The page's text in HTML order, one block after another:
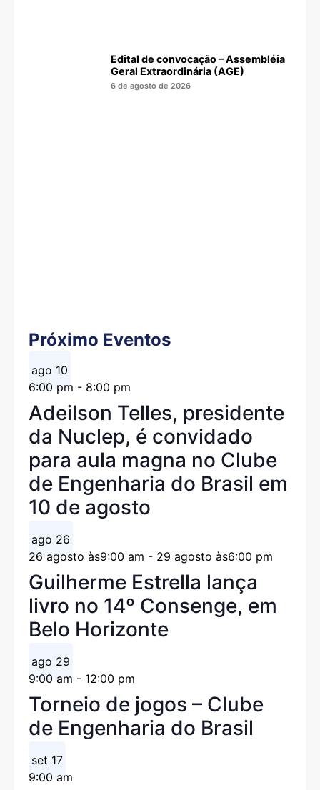
Edital de convocação – Assembléia
Geral Extraordinária (AGE)
6 de agosto de 2026
Próximo Eventos
ago 10
6:00 pm - 8:00 pm
Adeilson Telles, presidente
da Nuclep, é convidado
para aula magna no Clube
de Engenharia do Brasil em
10 de agosto
ago 26
26 agosto às9:00 am - 29 agosto às6:00 pm
Guilherme Estrella lança
livro no 14º Consenge, em
Belo Horizonte
ago 29
9:00 am - 12:00 pm
Torneio de jogos – Clube
de Engenharia do Brasil
set 17
9:00 am